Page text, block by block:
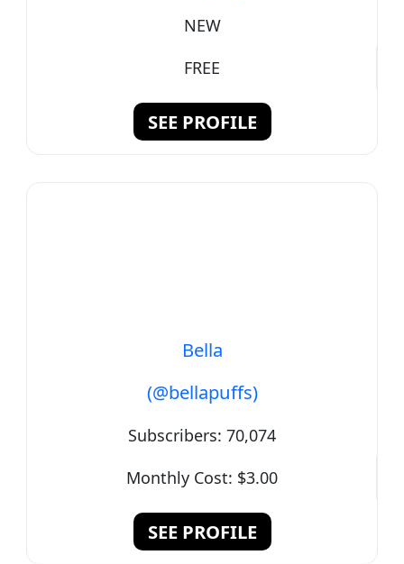
NEW
SEE PROFILE
FREE
Bella
(@bellapuffs)
Subscribers: 70,074
SEE PROFILE
Monthly Cost: $3.00